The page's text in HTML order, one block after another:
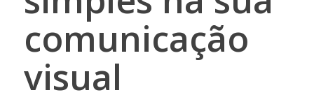
comunicação
visual